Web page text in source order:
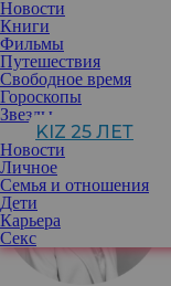
Новости
Книги
Фильмы
Путешествия
Свободное время
Гороскопы
Звезды
KIZ 25 ЛЕТ
Новости
Личное
Семья и отношения
Дети
Карьера
Секс
Ожидания не всегда
долгожданной
слезы. Главное —
родительницей и
причина может быть